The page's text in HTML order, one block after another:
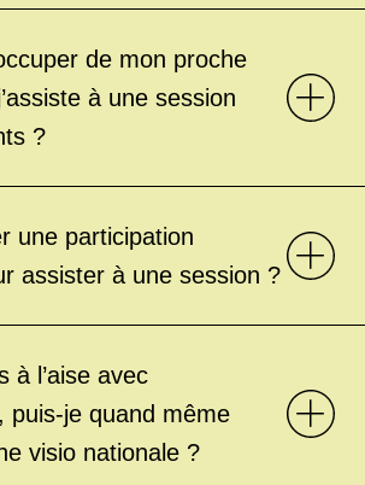
de mon proche
à une session
?
une participation
assister à une session ?
à l’aise avec
puis-je quand même
visio nationale ?